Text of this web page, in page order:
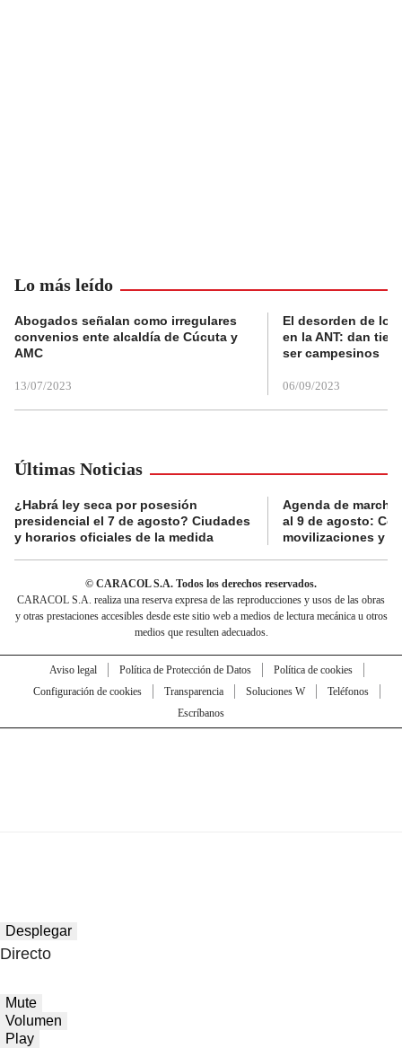
Lo más leído
Abogados señalan como irregulares
convenios ente alcaldía de Cúcuta y
AMC
13/07/2023
El desorden de
en la ANT: dan
ser campesinos
06/09/2023
Últimas Noticias
¿Habrá ley seca por posesión
presidencial el 7 de agosto? Ciudades
y horarios oficiales de la medida
Agenda de
al 9 de agosto:
movilizaciones y
© CARACOL S.A. Todos los derechos reservados.
CARACOL S.A. realiza una reserva expresa de las reproducciones y usos de las obras
y otras prestaciones accesibles desde este sitio web a medios de lectura mecánica u otros
medios que resulten adecuados.
Aviso legal Política de Protección de Datos
Política de cookies
Configuración de cookies
Transparencia Soluciones W
Teléfonos
Escríbanos
Desplegar
Directo
Mute
Volumen
Play